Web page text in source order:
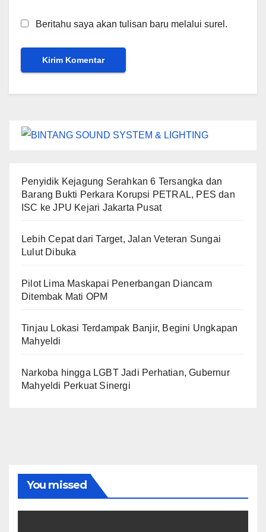
Beritahu saya akan tulisan baru melalui surel.
Penyidik Kejagung Serahkan 6 Tersangka dan
Barang Bukti Perkara Korupsi PETRAL, PES dan
ISC ke JPU Kejari Jakarta Pusat
Lebih Cepat dari Target, Jalan Veteran Sungai
Lulut Dibuka
Pilot Lima Maskapai Penerbangan Diancam
Ditembak Mati OPM
Tinjau Lokasi Terdampak Banjir, Begini Ungkapan
Mahyeldi
Narkoba hingga LGBT Jadi Perhatian, Gubernur
Mahyeldi Perkuat Sinergi
You missed